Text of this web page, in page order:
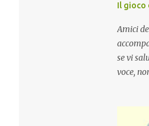
Il gioco
Amici
se vi
voce,